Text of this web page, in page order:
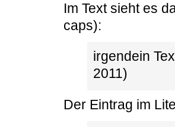
Im Text sieht es
caps):
irgendein
2011)
Der Eintrag im